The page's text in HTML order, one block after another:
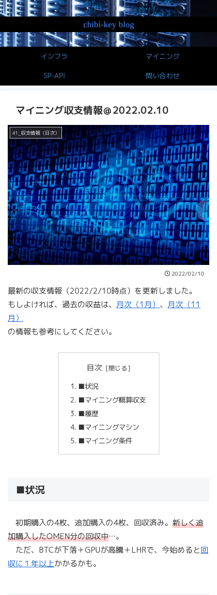
chibi-key blog
インフラ マイニング
SP-API 問い合わせ
マイニング収支情報＠2022.02.10
41_収支情報（日次）
2022/02/10
最新の収支情報（2022/2/10時点）を更新しました。
もしよければ、過去の収益は、 月次（1月） 、 月次（11
月）
の情報も参考にしてください。
目次
■状況
■マイニング概算収支
■履歴
■マイニングマシン
■マイニング条件
■状況
初期購入の4枚、追加購入の4枚、回収済み。 新しく追
加購入したOMEN分の回収中…。
ただ、BTCが下落＋GPUが高騰＋LHRで、今始めると回
収に１年以上かかるかも。